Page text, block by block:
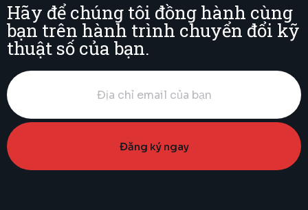
Hãy để chúng tôi đồng hành cùng
bạn trên hành trình chuyển đổi kỹ
thuật số của bạn.​
Đăng ký ngay